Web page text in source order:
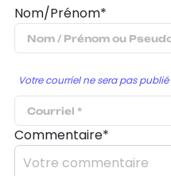
Nom/Prénom*
Votre courriel ne sera pas publié
Commentaire*